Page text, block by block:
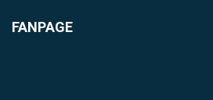
FANPAGE